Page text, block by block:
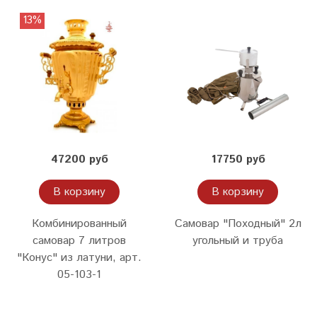
13%
47200 руб
В корзину
Комбинированный
самовар 7 литров
"Конус" из латуни, арт.
05-103-1
17750 руб
В корзину
Самовар "Походный" 2л
угольный и труба